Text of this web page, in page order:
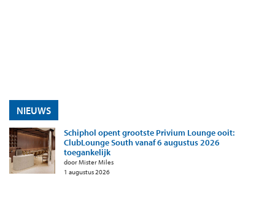
NIEUWS
Schiphol opent grootste Privium Lounge ooit:
ClubLounge South vanaf 6 augustus 2026
toegankelijk
door Mister Miles
1 augustus 2026